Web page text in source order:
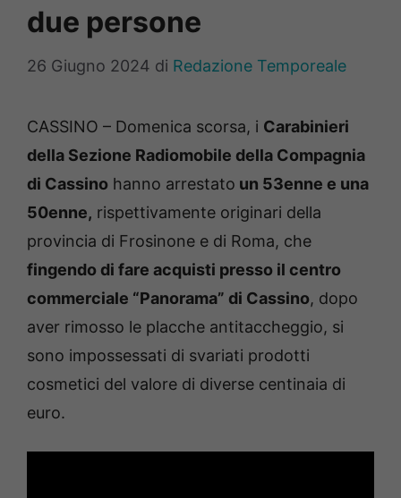
due persone
26 Giugno 2024 di Redazione Temporeale
CASSINO – Domenica scorsa, i Carabinieri
della Sezione Radiomobile della Compagnia
di Cassino hanno arrestato un 53enne e una
50enne, rispettivamente originari della
provincia di Frosinone e di Roma, che
fingendo di fare acquisti presso il centro
commerciale “Panorama” di Cassino, dopo
aver rimosso le placche antitaccheggio, si
sono impossessati di svariati prodotti
cosmetici del valore di diverse centinaia di
euro.